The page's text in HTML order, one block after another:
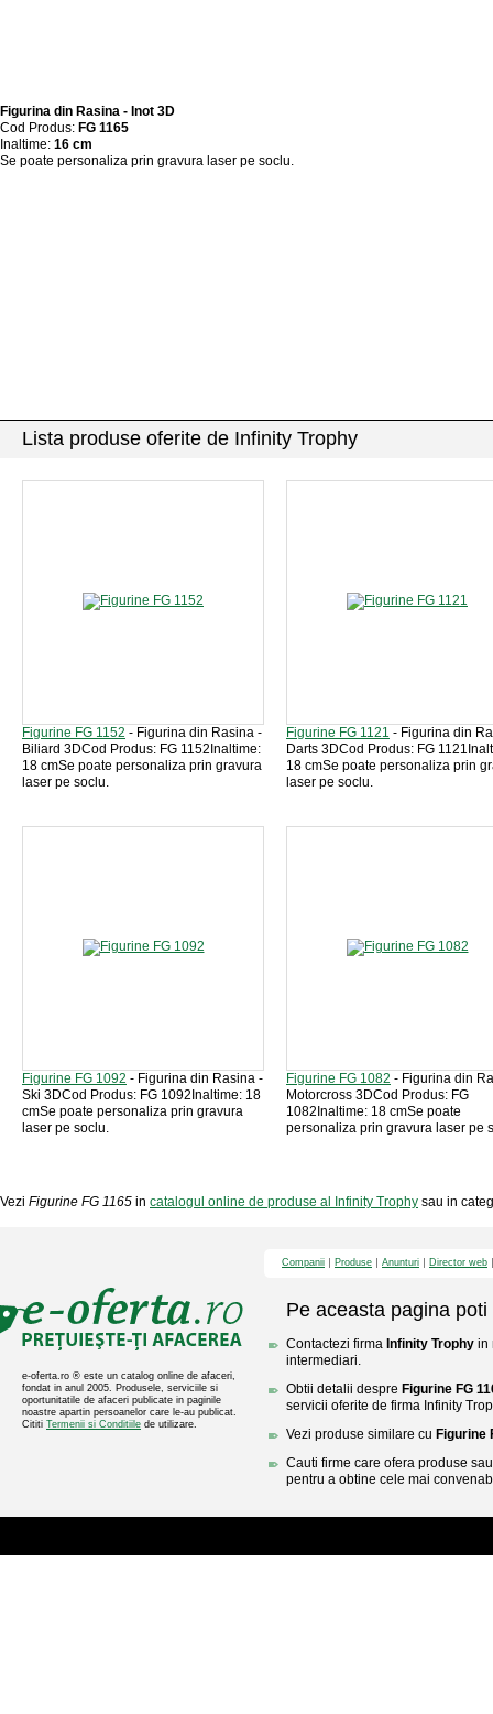
Figurina din Rasina - Inot 3D
Cod Produs: FG 1165
Inaltime: 16 cm
Se poate personaliza prin gravura laser pe soclu.
Lista produse oferite de Infinity Trophy
Figurine FG 1152 - Figurina din Rasina -
Biliard 3DCod Produs: FG 1152Inaltime:
18 cmSe poate personaliza prin gravura
laser pe soclu.
Figurine FG 1121 - Figurina din
Darts 3DCod Produs: FG
18 cmSe poate personaliza prin
laser pe soclu.
Figurine FG 1092 - Figurina din Rasina -
Ski 3DCod Produs: FG 1092Inaltime: 18
cmSe poate personaliza prin gravura
laser pe soclu.
Figurine FG 1082 - Figurina din
Motorcross 3DCod Produs: FG
1082Inaltime: 18 cmSe poate
personaliza prin gravura laser pe
Vezi Figurine FG 1165 in catalogul online de produse al Infinity Trophy sau in
e-oferta.ro ® este un catalog online de afaceri,
fondat in anul 2005. Produsele, serviciile si
oportunitatile de afaceri publicate in paginile
noastre apartin persoanelor care le-au publicat.
Cititi Termenii si Conditiile de utilizare.
Companii Produse Anunturi Director web
Pe aceasta pagina poti
Contactezi firma Infinity Trophy in
intermediari.
Obtii detalii despre Figurine FG
servicii oferite de firma Infinity
Vezi produse similare cu Figurine
Cauti firme care ofera produse
pentru a obtine cele mai